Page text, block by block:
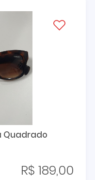
Quadrado
R$ 189,00